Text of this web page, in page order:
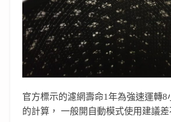
官方標示的濾網壽命1年為強速運轉8
的計算， 一般開自動模式使用建議